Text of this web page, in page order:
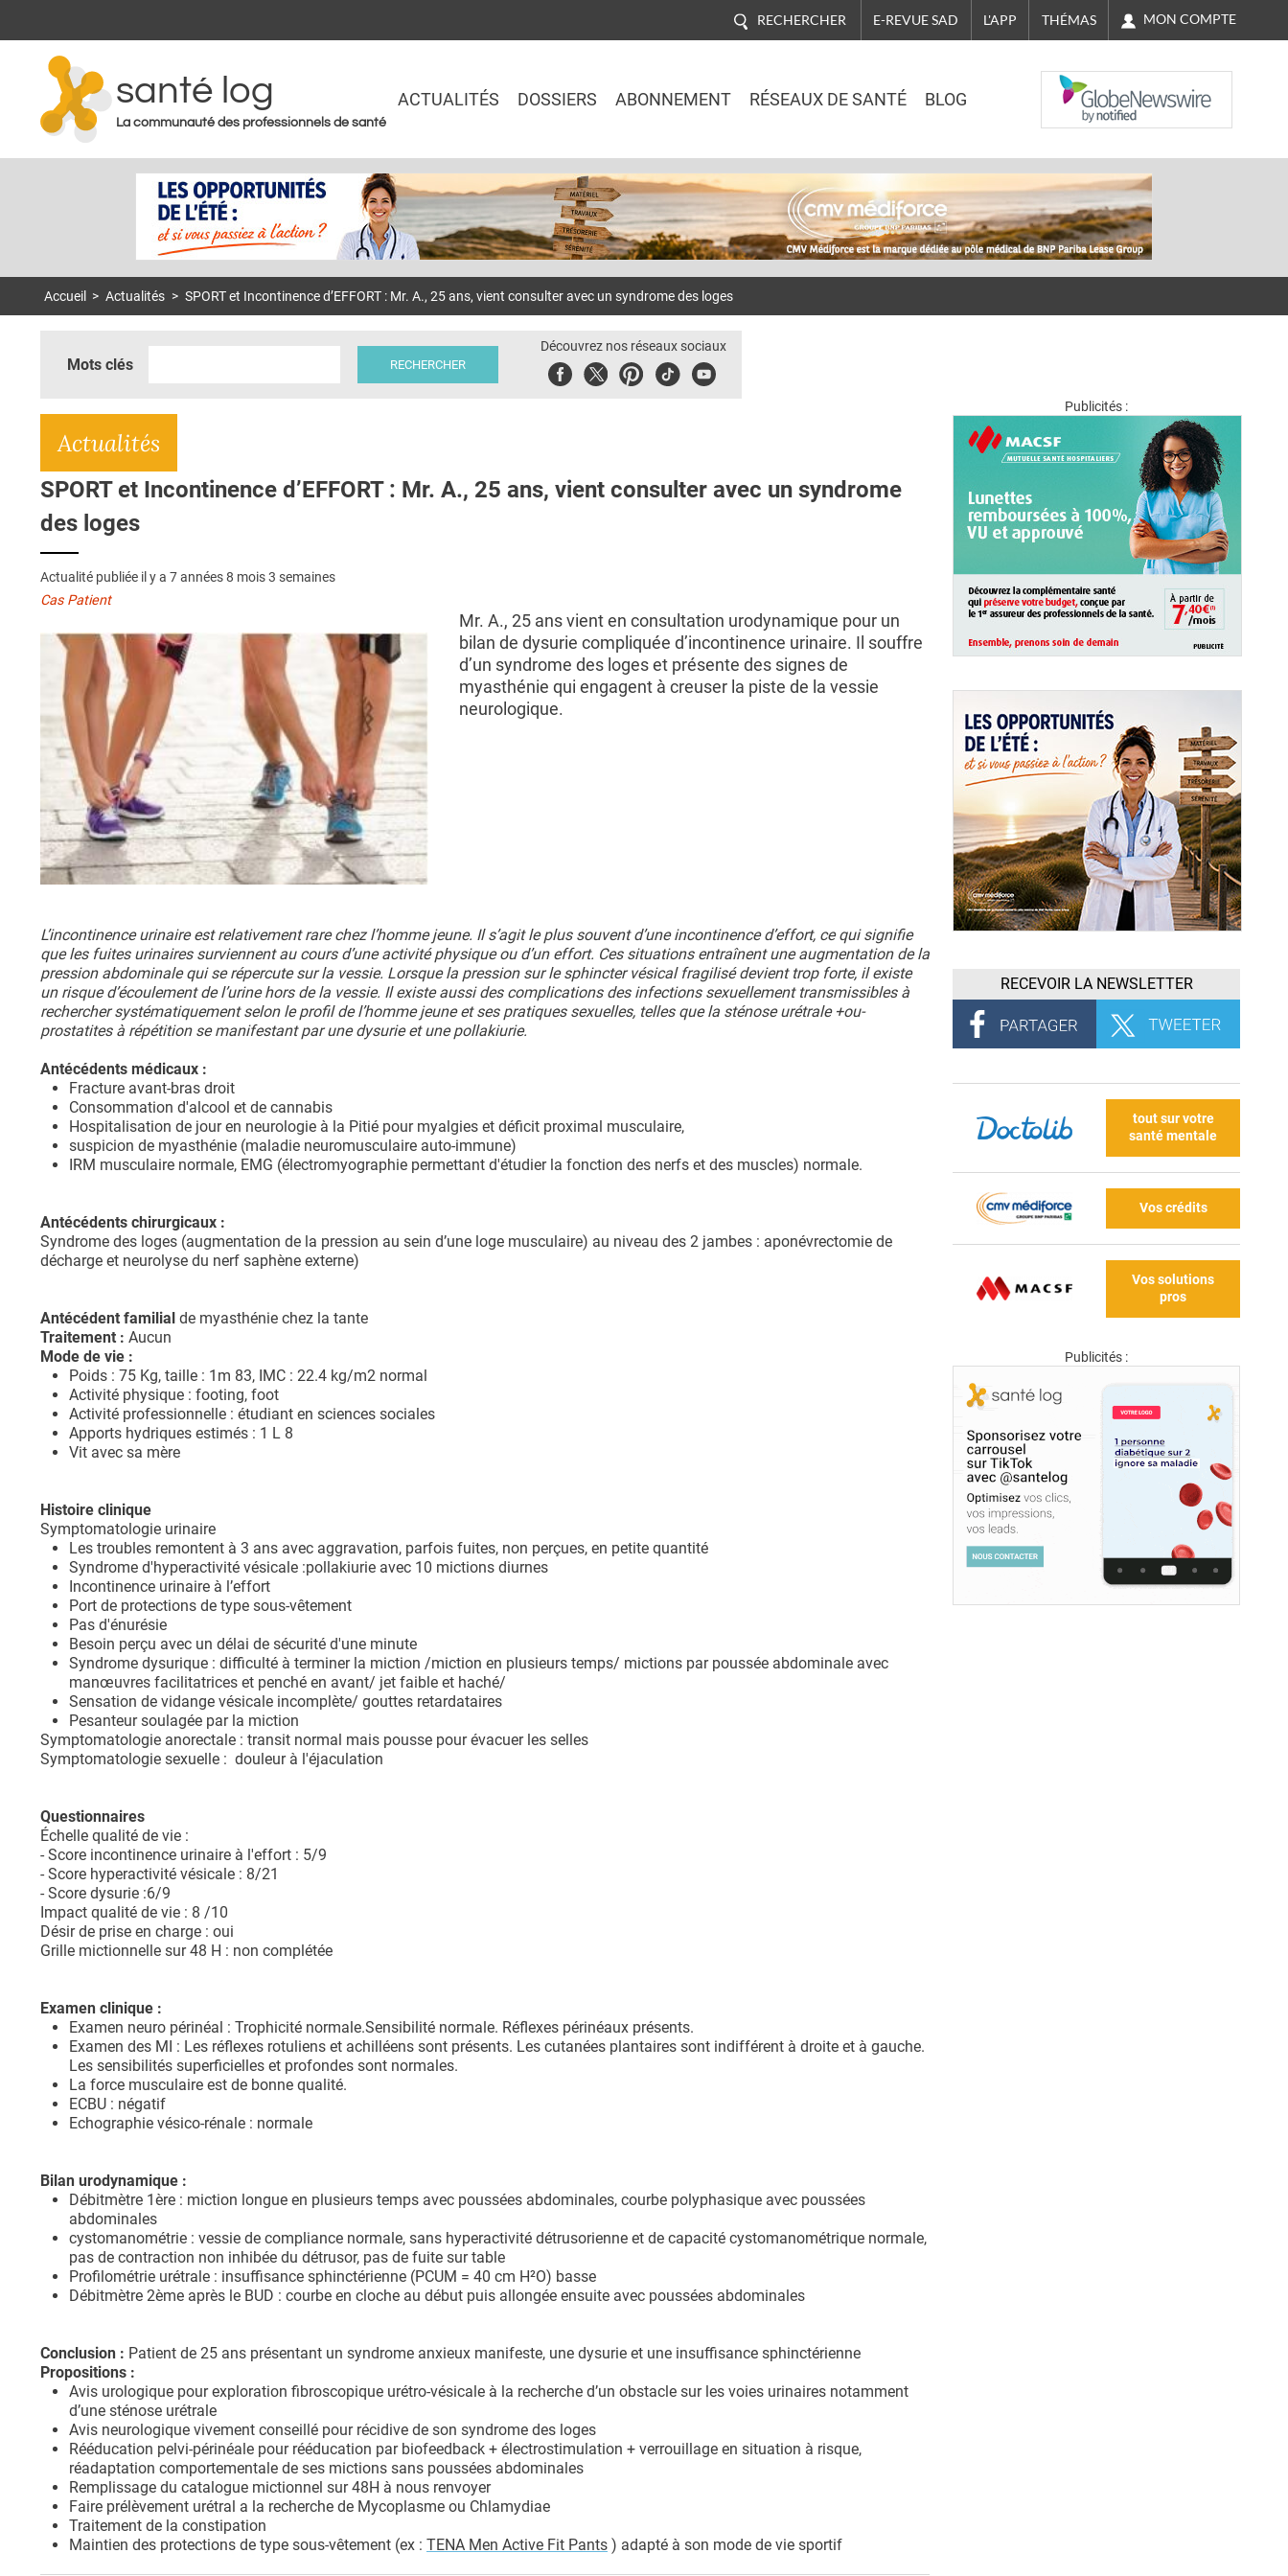
RECHERCHER E-REVUE SAD L'APP THÉMAS MON COMPTE
santé log
La communauté des professionnels de santé
ACTUALITÉS DOSSIERS ABONNEMENT RÉSEAUX DE SANTÉ BLOG
NASDAQ
Accueil > Actualités > SPORT et Incontinence d’EFFORT : Mr. A., 25 ans, vient consulter avec un syndrome des loges
Mots clés
Découvrez nos réseaux sociaux
FacebookTwitterPinterest
TiktokYoubute
Actualités
SPORT et Incontinence d’EFFORT : Mr. A., 25 ans, vient consulter avec un syndrome
des loges
Actualité publiée il y a 7 années 8 mois 3 semaines
Cas Patient
Mr. A., 25 ans vient en consultation urodynamique pour un
bilan de dysurie compliquée d’incontinence urinaire. Il souffre
d’un syndrome des loges et présente des signes de
myasthénie qui engagent à creuser la piste de la vessie
neurologique.
L’incontinence urinaire est relativement rare chez l’homme jeune. Il s’agit le plus souvent d’une incontinence d’effort, ce qui signifie
que les fuites urinaires surviennent au cours d’une activité physique ou d’un effort. Ces situations entraînent une augmentation de la
pression abdominale qui se répercute sur la vessie. Lorsque la pression sur le sphincter vésical fragilisé devient trop forte, il existe
un risque d’écoulement de l’urine hors de la vessie. Il existe aussi des complications des infections sexuellement transmissibles à
rechercher systématiquement selon le profil de l’homme jeune et ses pratiques sexuelles, telles que la sténose urétrale +ou-
prostatites à répétition se manifestant par une dysurie et une pollakiurie.
Antécédents médicaux :
Fracture avant-bras droit
Consommation d'alcool et de cannabis
Hospitalisation de jour en neurologie à la Pitié pour myalgies et déficit proximal musculaire,
suspicion de myasthénie (maladie neuromusculaire auto-immune)
IRM musculaire normale, EMG (électromyographie permettant d'étudier la fonction des nerfs et des muscles) normale.
Antécédents chirurgicaux :
Syndrome des loges (augmentation de la pression au sein d’une loge musculaire) au niveau des 2 jambes : aponévrectomie de
décharge et neurolyse du nerf saphène externe)
Antécédent familial de myasthénie chez la tante
Traitement : Aucun
Mode de vie :
Poids : 75 Kg, taille : 1m 83, IMC : 22.4 kg/m2 normal
Activité physique : footing, foot
Activité professionnelle : étudiant en sciences sociales
Apports hydriques estimés : 1 L 8
Vit avec sa mère
Histoire clinique
Symptomatologie urinaire
Les troubles remontent à 3 ans avec aggravation, parfois fuites, non perçues, en petite quantité
Syndrome d'hyperactivité vésicale :pollakiurie avec 10 mictions diurnes
Incontinence urinaire à l’effort
Port de protections de type sous-vêtement
Pas d'énurésie
Besoin perçu avec un délai de sécurité d'une minute
Syndrome dysurique : difficulté à terminer la miction /miction en plusieurs temps/ mictions par poussée abdominale avec
manœuvres facilitatrices et penché en avant/ jet faible et haché/
Sensation de vidange vésicale incomplète/ gouttes retardataires
Pesanteur soulagée par la miction
Symptomatologie anorectale : transit normal mais pousse pour évacuer les selles
Symptomatologie sexuelle : douleur à l'éjaculation
Questionnaires
Échelle qualité de vie :
- Score incontinence urinaire à l'effort : 5/9
- Score hyperactivité vésicale : 8/21
- Score dysurie :6/9
Impact qualité de vie : 8 /10
Désir de prise en charge : oui
Grille mictionnelle sur 48 H : non complétée
Examen clinique :
Examen neuro périnéal : Trophicité normale.Sensibilité normale. Réflexes périnéaux présents.
Examen des MI : Les réflexes rotuliens et achilléens sont présents. Les cutanées plantaires sont indifférent à droite et à gauche.
Les sensibilités superficielles et profondes sont normales.
La force musculaire est de bonne qualité.
ECBU : négatif
Echographie vésico-rénale : normale
Bilan urodynamique :
Débitmètre 1ère : miction longue en plusieurs temps avec poussées abdominales, courbe polyphasique avec poussées
abdominales
cystomanométrie : vessie de compliance normale, sans hyperactivité détrusorienne et de capacité cystomanométrique normale,
pas de contraction non inhibée du détrusor, pas de fuite sur table
Profilométrie urétrale : insuffisance sphinctérienne (PCUM = 40 cm H²O) basse
Débitmètre 2ème après le BUD : courbe en cloche au début puis allongée ensuite avec poussées abdominales
Conclusion : Patient de 25 ans présentant un syndrome anxieux manifeste, une dysurie et une insuffisance sphinctérienne
Propositions :
Avis urologique pour exploration fibroscopique urétro-vésicale à la recherche d’un obstacle sur les voies urinaires notamment
d’une sténose urétrale
Avis neurologique vivement conseillé pour récidive de son syndrome des loges
Rééducation pelvi-périnéale pour rééducation par biofeedback + électrostimulation + verrouillage en situation à risque,
réadaptation comportementale de ses mictions sans poussées abdominales
Remplissage du catalogue mictionnel sur 48H à nous renvoyer
Faire prélèvement urétral a la recherche de Mycoplasme ou Chlamydiae
Traitement de la constipation
Maintien des protections de type sous-vêtement (ex : TENA Men Active Fit Pants ) adapté à son mode de vie sportif
Publicités :
RECEVOIR LA NEWSLETTER
tout sur votre
santé mentale
Vos crédits
Vos solutions
pros
Publicités :